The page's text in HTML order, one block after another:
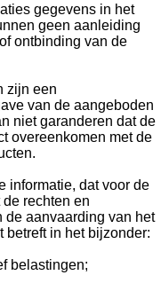
gegevens in het
geen aanleiding
ontbinding van de
zijn een
van de aangeboden
niet garanderen dat de
overeenkomen met de
informatie, dat voor de
rechten en
aanvaarding van het
in het bijzonder:
belastingen;